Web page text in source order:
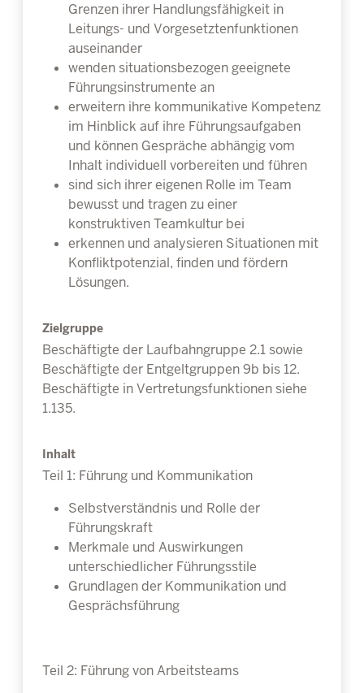
Grenzen ihrer Handlungsfähigkeit in
Leitungs- und Vorgesetztenfunktionen
auseinander
wenden situationsbezogen geeignete
Führungsinstrumente an
erweitern ihre kommunikative Kompetenz
im Hinblick auf ihre Führungsaufgaben
und können Gespräche abhängig vom
Inhalt individuell vorbereiten und führen
sind sich ihrer eigenen Rolle im Team
bewusst und tragen zu einer
konstruktiven Teamkultur bei
erkennen und analysieren Situationen mit
Konfliktpotenzial, finden und fördern
Lösungen.
Zielgruppe
Beschäftigte der Laufbahngruppe 2.1 sowie
Beschäftigte der Entgeltgruppen 9b bis 12.
Beschäftigte in Vertretungsfunktionen siehe
1.135.
Inhalt
Teil 1: Führung und Kommunikation
Selbstverständnis und Rolle der
Führungskraft
Merkmale und Auswirkungen
unterschiedlicher Führungsstile
Grundlagen der Kommunikation und
Gesprächsführung
Teil 2: Führung von Arbeitsteams